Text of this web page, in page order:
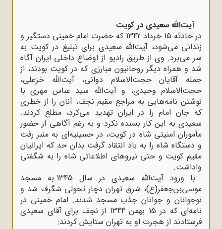
آیت‌الله سعیدی در کویت
در حادثه 15 خرداد 1342 که حضرت امام خمینی دستگیر و
زندانی می‌شود، آیت‌الله سعیدی برای تبلیغ در کویت به
سر می‌برد. وی از طریق رادیو از اوضاع داخلی ایران آگاه
شد و همراه دیگر روحانیون مبارزی که در کویت بودند، از
جمله آقایان حجت‌الاسلام دوانی، آیت‌الله خزعلی،
حجت‌الاسلام وحیدی، و آیت‌الله سید عباس مهری با
نوشتن نامه‌هایی به مراجع مقیم نجف، آنان را از خطری
که جان امام را در ایران تهدید می‌کرد، مطلع کردند.
سعیدی به این کار بسنده نکرد و به‌ رغم آگاهی از حضور
مأموران امنیتی شاه در کویت، در حسینیه‌ای به منبر رفت
و دستگاه شاه را به باد انتقاد گرفت بدان حد که ایرانیان
مقیم کویت و حتی نیروهای اطلاعاتی شاه را به شگفتی
واداشت.
با ورود آیت‌الله سعیدی در سال 1345 به مسجد
موسی‌بن‌جعفر(ع)، شرق تهران دچار تحولی شگرف شد و
نوجوانان و جوانان جذب مسجد شدند. امام خمینی در
نامه‌ای که در 15 بهمن 1344 از نجف برای آقای سعیدی
فرستادند از هجرت او به تهران ستایش کردند: